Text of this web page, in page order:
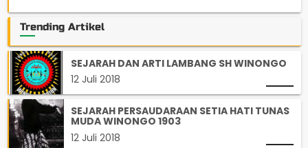
Trending Artikel
SEJARAH DAN ARTI LAMBANG SH WINONGO
12 Juli 2018
SEJARAH PERSAUDARAAN SETIA HATI TUNAS
MUDA WINONGO 1903
12 Juli 2018